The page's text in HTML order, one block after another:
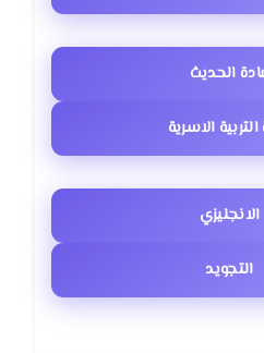
الحديث
الاسرية
الانجليزي
التجويد